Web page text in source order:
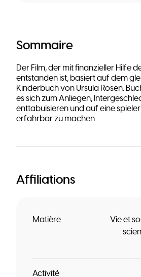
Sommaire
Der Film, der mit finanzieller Hilfe
entstanden ist, basiert auf dem
Kinderbuch von Ursula Rosen.
es sich zum Anliegen,
enttabuisieren und auf eine
erfahrbar zu machen.
Affiliations
Matière Vie et
Activité